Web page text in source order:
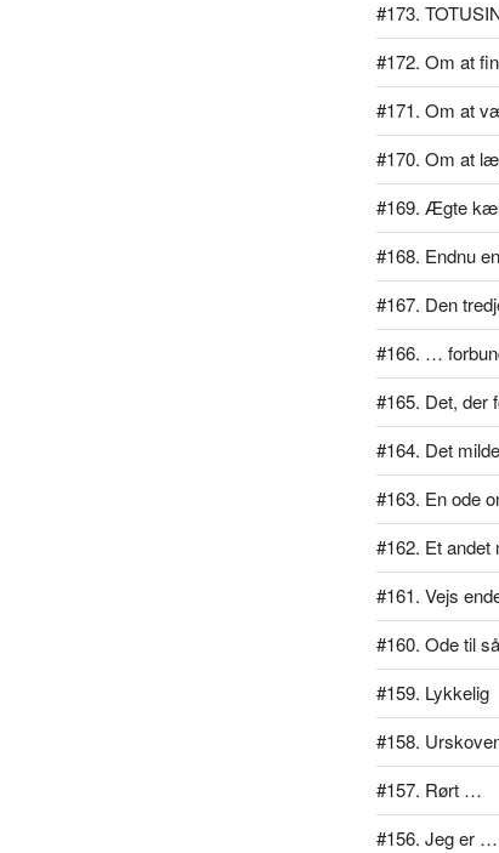
#173.
#172. Om at
#171. Om at
#170. Om at
#169. Ægte
#168. Endnu
#167. Den
#166. …
#165. Det, der
#164. Det
#163. En ode
#162. Et andet
#161. Vejs
#160. Ode til
#159. Lykkelig
#158.
#157. Rørt …
#156. Jeg er